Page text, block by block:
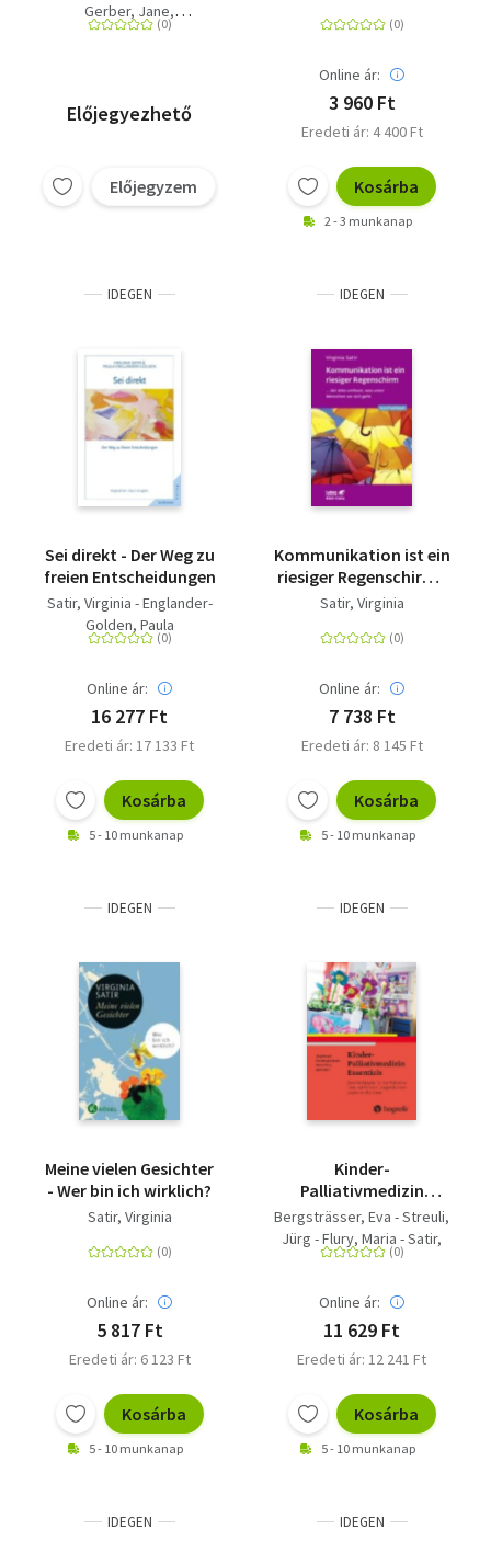
Gerber, Jane
Gömöri Mária
Előjegyezhető
Előjegyzem
Online ár:
3 960 Ft
Eredeti ár: 4 400 Ft
Kosárba
2 - 3 munkanap
IDEGEN
Sei direkt - Der Weg zu
freien Entscheidungen
Satir, Virginia - Englander-
Golden, Paula
Online ár:
16 277 Ft
Eredeti ár: 17 133 Ft
Kosárba
5 - 10 munkanap
IDEGEN
Kommunikation ist ein
riesiger Regenschirm -
...der alles umfasst,
vor sich geht
Satir, Virginia
Online ár:
7 738 Ft
Eredeti ár: 8 145 Ft
Kosárba
5 - 10 munkanap
IDEGEN
Meine vielen Gesichter
- Wer bin ich wirklich?
Satir, Virginia
Online ár:
5 817 Ft
Eredeti ár: 6 123 Ft
Kosárba
5 - 10 munkanap
IDEGEN
Kinder-
Palliativmedizin
Essentials - Das
Wichtigste für die
Palliative Care bei
Familien
Bergsträsser, Eva - Streuli,
Jürg - Flury, Maria - Satir,
Aylin
Online ár:
11 629 Ft
Eredeti ár: 12 241 Ft
Kosárba
5 - 10 munkanap
IDEGEN IDEGEN